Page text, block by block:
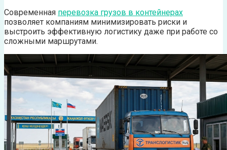
Современная перевозка грузов в контейнерах
позволяет компаниям минимизировать риски и
выстроить эффективную логистику даже при работе со
сложными маршрутами.